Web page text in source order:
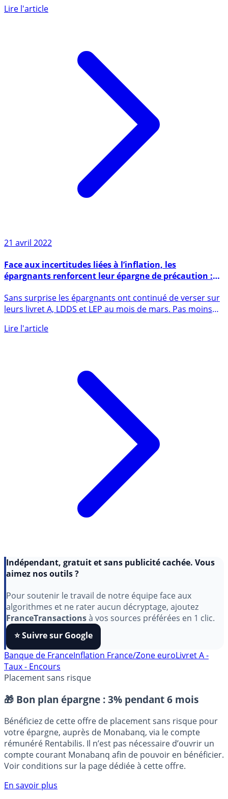
sera pas temporaire ! Il était temps ! Les banquiers
21 avril 2022
épargnants renforcent leur épargne de précaution :
livret A, LDDS et LEP font encore le plein au mois de
leurs livret A, LDDS et LEP au mois de mars. Pas moins
aimez nos outils ?
Pour soutenir le travail de notre équipe face aux
algorithmes et ne rater aucun décryptage, ajoutez
FranceTransactionsà vos sources préférées en 1 clic.
⭐️ Suivre sur Google
Banque de FranceInflation France/Zone euro
Placement sans risque
🎁 Bon plan épargne : 3% pendant 6 mois
Bénéficiez de cette offre de placement sans risque pour
votre épargne, auprès de Monabanq, via le compte
rémunéré Rentabilis. Il n’est pas nécessaire d’ouvrir un
Voir conditions sur la page dédiée à cette offre.